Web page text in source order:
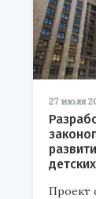
27 июля
Проект